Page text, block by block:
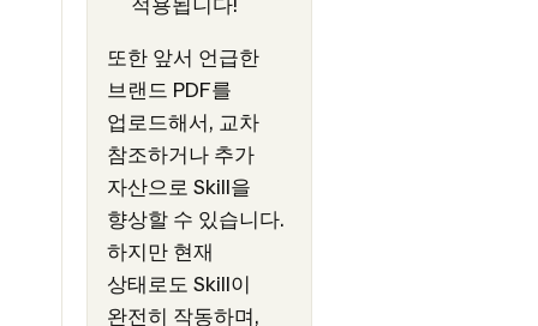
또한 앞서 언급한
브랜드 PDF를
업로드해서, 교차
참조하거나 추가
자산으로 Skill을
향상할 수 있습니다.
하지만 현재
상태로도 Skill이
완전히 작동하며,